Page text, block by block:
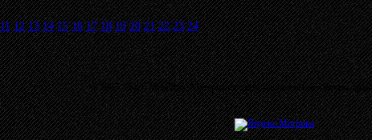
11 12 13 14 15 16 17 18 19 20 21 22 23 24
© 2003 - 2026 MetalRus. Материалы сайта защищены авторским